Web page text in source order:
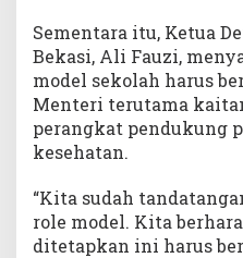
Sementara itu, Ketua
Bekasi, Ali Fauzi,
model sekolah harus
Menteri terutama
perangkat pendukung
kesehatan.
“Kita sudah
role model. Kita
ditetapkan ini harus